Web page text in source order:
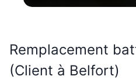
Remplacement
(Client à Belfort)